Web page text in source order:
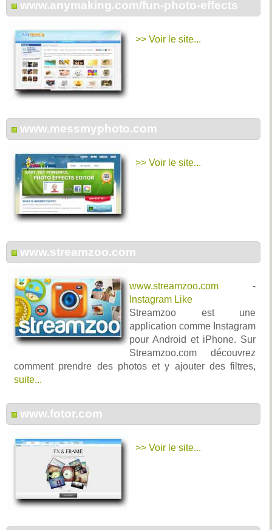
www.anymaking.com/fun-photo-effects
>> Voir le site...
www.messmyphoto.com
>> Voir le site...
www.streamzoo.com
www.streamzoo.com -
Instagram Like
Streamzoo est une
application comme Instagram
pour Android et iPhone. Sur
Streamzoo.com découvrez
comment prendre des photos et y ajouter des filtres,
suite...
www.fotor.com
>> Voir le site...